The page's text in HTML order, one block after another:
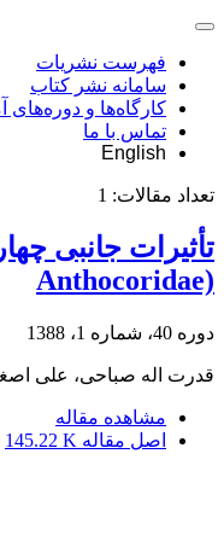
فهرست نشریات
سامانه نشر کتاب
کارگاه‌ها و
تماس با ما
English
تعداد مقالات: 1
Anthocoridae)
دوره 40، شماره 1، 1388
قدرت اله صباحی، علی
مشاهده مقاله
اصل مقاله 145.22 K